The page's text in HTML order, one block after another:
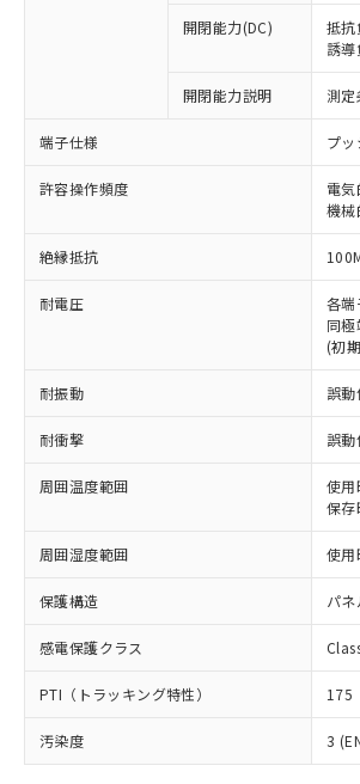
開閉能力(DC)
抵
誘
開閉能力説明 測
端子仕様 プ
許容操作頻度
電
機
絶縁抵抗
耐電圧
各
同
(初
耐振動 誤
耐衝撃 誤
周囲温度範囲
使
保
周囲湿度範囲 使用
保護構造 パ
感電保護クラス
PTI（トラッキング特性） 175
汚染度 3
ことをご了承ください。
在庫状況および標準価格照
記載している更新日時点で
タに基づき作成されるもの
覧された時点での実際の在
準価格とは異なる場合があ
正式な納期状況および標準
様のお取引先、またはお客
ムロン制御機器販売店・当
オムロン制御機器販売店や
販売ネットワーク
在庫状況および標準価格結
事前の承諾なく第三者に漏
示しないようお願いします
マイパーツ機能（部品リス
ビス）をご利用いただくに
メンバーズにご登録されて
お客様が当ウェブサイト上
登録された部品リストにつ
および当社の共同利用者が
品・サービスに関するお客
引・商談に必要な範囲で利
※当社の共同利用者とは、"
の
用者の範囲」に記載されて
いたものが、含有品と判明した場
むを得ず変更することがありま
*EU RoHS指令（10物質）：
鉛(Pb) 1000ppm以下、 水銀(Hg)
六価クロム(Cr(Ⅵ)) 1000ppm以下、ポリ臭
類(PBB) 1000ppm以下、ポリ臭化ジフェ
(PBDE) 1000ppm以下、フタル酸ビス(2-エ
ル) (DEHP)(別名：DOP) 1000ppm以下、
ルベンジル（BBP） 1000ppm以下、フタ
（DBP） 1000ppm以下、フタル酸ジイ
(DIBP) 1000ppm以下
但し、RoHS指令で産業用監視および制御
フタル酸エステル類の４物質については
図的な使用がないことを確認しています。
部品在庫の切り替え状況などに
月が前後することがあります。
※3 非含有証明書ダウンロー
下記の非含有証明書をダウンロ
とができます。
EU RoHS指令（10物質）の非含
51物質の非含有証明書（当社基
※本証明書は発行日時点で非含
るもので、過去に遡って非含有
基準値を超えていることを示し
「－」：未確認です。当社販売
ム) : 100ppm、
Cr(Ⅵ)(六価クロム) : 1000ppm、 PBBs(ポ
ニル類) : 1000ppm、 PBDEs(ポリ臭化ジ
ル類) : 1000ppm、
DBP(フタル酸ジブチル) : 1000ppm、
イソブチル) : 1000ppm、 BBP(フタル酸
ル) : 1000ppm、
DEHP(フタル酸ビス(2-エチルヘキシル)) :
「ｅ」：有害物質（10物質）の
準値以下であることを示します。
「10」：通常の使用状況下にお
質が外部に漏えいし、環境に深
及ぼさない年数を意味します。
「－」：未確認です。当社販売
い合わせください。
当社は、これら貴社製品の
為替および外国貿易法に定
（以下｢規制貨物等」とい
または国外への提供する場
国政府の輸出許可(または
可)を取得するなどの必要
当社は規制貨物を破棄する
全に破砕するなど、違法に
いよう必要な手段を講じま
当社は貴社製品を、核兵器
ル、化学兵器、生物兵器ま
武器並びにこれらの製造装
当社は、貴社製品を第三者
場合は、上記1、2および3
該第三者に通知します。ま
販売先および販売に係わる
法に輸出するおそれがある
り引きをいたしません。
キ
説明
○ 一定数以上の在庫あり
一定数には満たないが
在庫なし(最新の在庫
いては、お客様のお取
たはお客様担当のオム
機器販売店・当社販売
白
受注生産機種、また在
情報を公開していない